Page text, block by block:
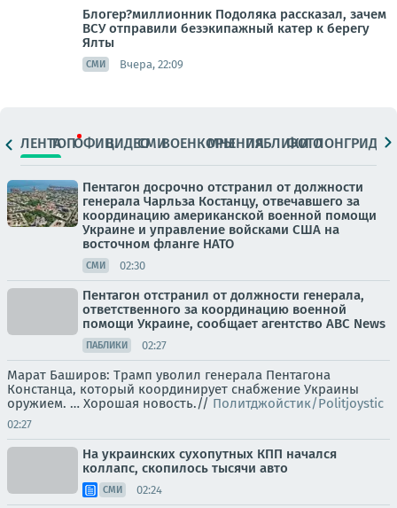
Блогер?миллионник Подоляка рассказал, зачем
ВСУ отправили безэкипажный катер к берегу
Ялты
СМИ Вчера, 22:09
ЛЕНТАТОПОФИЦ.ВИДЕОСМИВОЕНКОРЫМНЕНИЯПАБЛИКИ
ФОТОЛОНГРИДЫ
Пентагон досрочно отстранил от должности
генерала Чарльза Костанцу, отвечавшего за
координацию американской военной помощи
Украине и управление войсками США на
восточном фланге НАТО
СМИ 02:30
Пентагон отстранил от должности генерала,
ответственного за координацию военной
помощи Украине, сообщает агентство ABC News
ПАБЛИКИ 02:27
Марат Баширов: Трамп уволил генерала Пентагона
Констанца, который координирует снабжение Украины
оружием. … Хорошая новость.// Политджойстик/Politjoystic
02:27
На украинских сухопутных КПП начался
коллапс, скопилось тысячи авто
СМИ 02:24